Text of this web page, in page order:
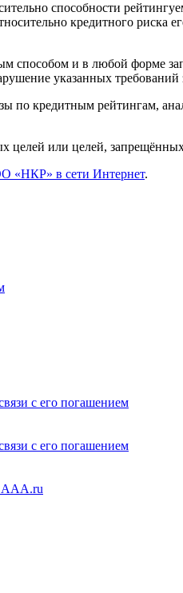
способности
кредитного
и в любой форме
указанных требований
по кредитным рейтингам,
или целей,
«НКР» в сети Интернет.
с его погашением
с его погашением
AAA.ru